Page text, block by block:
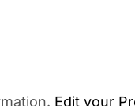
Edit your